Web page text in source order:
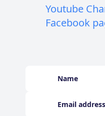
Youtube
Facebook